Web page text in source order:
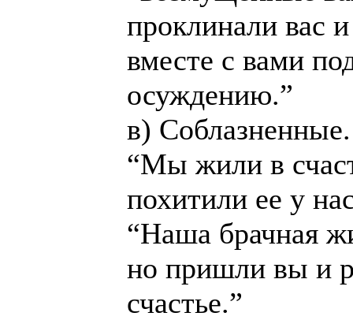
проклинали вас
вместе с вами
осуждению.”
в) Соблазненные.
“Мы жили в
похитили ее y
“Наша брачная
но пришли вы и
счастье.”